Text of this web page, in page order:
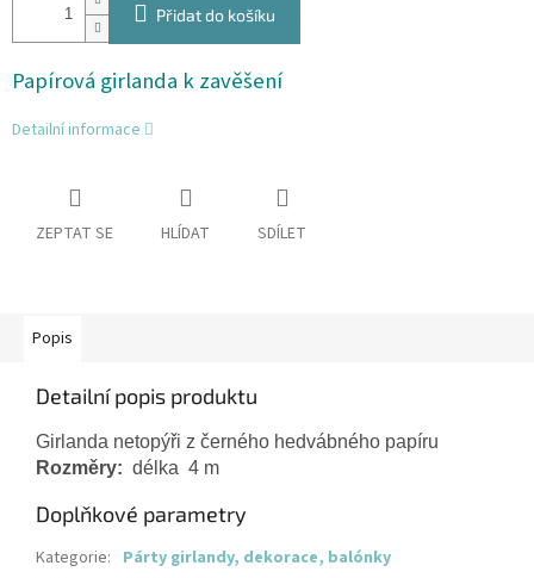
Přidat do košíku
Papírová girlanda k zavěšení
Detailní informace
ZEPTAT SE HLÍDAT SDÍLET
Popis
Detailní popis produktu
Girlanda netopýři z černého hedvábného papíru
Rozměry:
  délka  4 m
Doplňkové parametry
Kategorie: Párty girlandy, dekorace, balónky